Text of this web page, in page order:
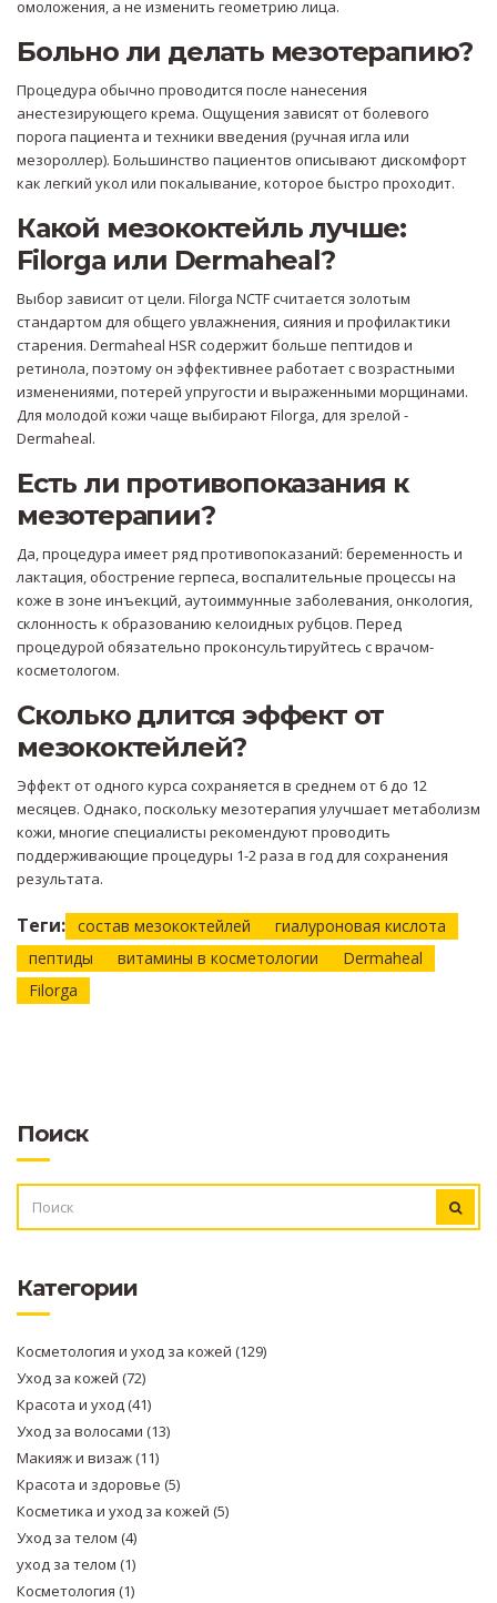
омоложения, а не изменить геометрию лица.
Больно ли делать мезотерапию?
Процедура обычно проводится после нанесения
анестезирующего крема. Ощущения зависят от болевого
порога пациента и техники введения (ручная игла или
мезороллер). Большинство пациентов описывают дискомфорт
как легкий укол или покалывание, которое быстро проходит.
Какой мезококтейль лучше:
Filorga или Dermaheal?
Выбор зависит от цели. Filorga NCTF считается золотым
стандартом для общего увлажнения, сияния и профилактики
старения. Dermaheal HSR содержит больше пептидов и
ретинола, поэтому он эффективнее работает с возрастными
изменениями, потерей упругости и выраженными морщинами.
Для молодой кожи чаще выбирают Filorga, для зрелой -
Dermaheal.
Есть ли противопоказания к
мезотерапии?
Да, процедура имеет ряд противопоказаний: беременность и
лактация, обострение герпеса, воспалительные процессы на
коже в зоне инъекций, аутоиммунные заболевания, онкология,
склонность к образованию келоидных рубцов. Перед
процедурой обязательно проконсультируйтесь с врачом-
косметологом.
Сколько длится эффект от
мезококтейлей?
Эффект от одного курса сохраняется в среднем от 6 до 12
месяцев. Однако, поскольку мезотерапия улучшает метаболизм
кожи, многие специалисты рекомендуют проводить
поддерживающие процедуры 1-2 раза в год для сохранения
результата.
Теги: состав мезококтейлей
гиалуроновая кислота
пептиды
витамины в косметологии
Dermaheal
Filorga
Поиск
Категории
Косметология и уход за кожей (129)
Уход за кожей (72)
Красота и уход(41)
Уход за волосами (13)
Макияж и визаж(11)
Красота и здоровье (5)
Косметика и уход за кожей (5)
Уход за телом (4)
уход за телом (1)
Косметология (1)